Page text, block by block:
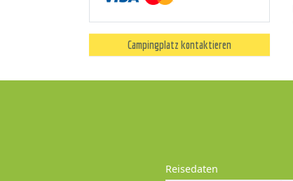
Campingplatz kontaktieren
Reisedaten